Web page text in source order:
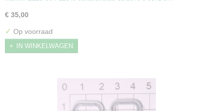
€ 35,00
✓ Op voorraad
IN WINKELWAGEN